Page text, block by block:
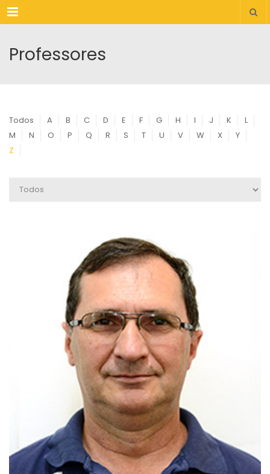
Menu
Professores
Todos A B C D E F G H I J K
L
M
N O P Q R S T U V W X
Y
Z